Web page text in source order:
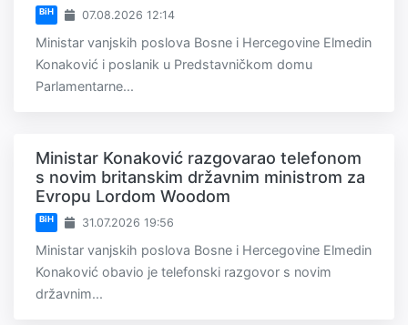
BiH 07.08.2026 12:14
Ministar vanjskih poslova Bosne i Hercegovine Elmedin
Konaković i poslanik u Predstavničkom domu
Parlamentarne...
Ministar Konaković razgovarao telefonom
s novim britanskim državnim ministrom za
Evropu Lordom Woodom
BiH 31.07.2026 19:56
Ministar vanjskih poslova Bosne i Hercegovine Elmedin
Konaković obavio je telefonski razgovor s novim
državnim...